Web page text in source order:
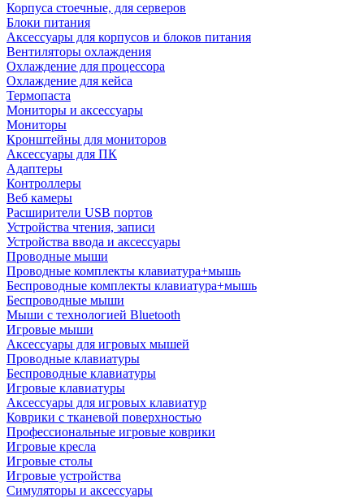
Корпуса стоечные, для серверов
Блоки питания
Аксессуары для корпусов и блоков питания
Вентиляторы охлаждения
Охлаждение для процессора
Охлаждение для кейса
Термопаста
Мониторы и аксессуары
Мониторы
Кронштейны для мониторов
Аксессуары для ПК
Адаптеры
Контроллеры
Веб камеры
Расширители USB портов
Устройства чтения, записи
Устройства ввода и аксессуары
Проводные мыши
Проводные комплекты клавиатура+мышь
Беспроводные комплекты клавиатура+мышь
Беспроводные мыши
Мыши с технологией Bluetooth
Игровые мыши
Аксессуары для игровых мышей
Проводные клавиатуры
Беспроводные клавиатуры
Игровые клавиатуры
Аксессуары для игровых клавиатур
Коврики с тканевой поверхностью
Профессиональные игровые коврики
Игровые кресла
Игровые столы
Игровые устройства
Симуляторы и аксессуары